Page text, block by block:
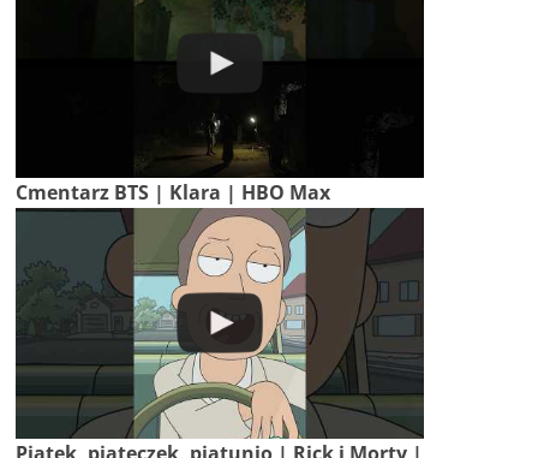
Cmentarz BTS | Klara | HBO Max
Piątek, piąteczek, piątunio | Rick i Morty |